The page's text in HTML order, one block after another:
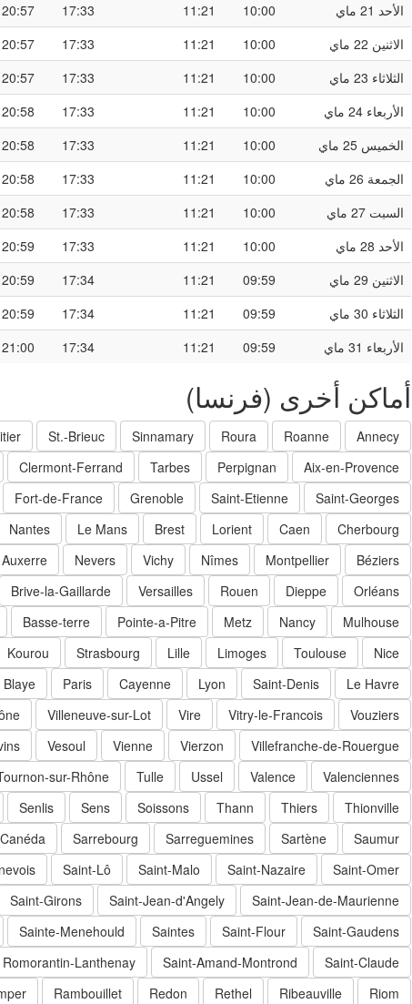
الأحد 21 ماي
10:00
11:21
17:33
20:57
الاثنين 22 ماي
10:00
11:21
17:33
20:57
الثلاثاء 23 ماي
10:00
11:21
17:33
20:57
الأربعاء 24 ماي
10:00
11:21
17:33
20:58
الخميس 25 ماي
10:00
11:21
17:33
20:58
الجمعة 26 ماي
10:00
11:21
17:33
20:58
السبت 27 ماي
10:00
11:21
17:33
20:58
الأحد 28 ماي
10:00
11:21
17:33
20:59
الاثنين 29 ماي
09:59
11:21
17:34
20:59
الثلاثاء 30 ماي
09:59
11:21
17:34
20:59
الأربعاء 31 ماي
09:59
11:21
17:34
21:00
أماكن أخرى (فرنسا)
Annecy
Roanne
Roura
Sinnamary
St.-Brieuc
Aix-en-Provence
Perpignan
Tarbes
Clermont-Ferrand
Saint-Georges
Saint-Etienne
Grenoble
Fort-de-France
Cherbourg
Caen
Lorient
Brest
Le Mans
Nantes
Béziers
Montpellier
Nîmes
Vichy
Nevers
Auxerre
Orléans
Dieppe
Rouen
Versailles
Brive-la-Gaillarde
Mulhouse
Nancy
Metz
Pointe-a-Pitre
Basse-terre
Nice
Toulouse
Limoges
Lille
Strasbourg
Kourou
Le Havre
Saint-Denis
Lyon
Cayenne
Paris
Blaye
Vouziers
Vitry-le-Francois
Vire
Villeneuve-sur-Lot
Villefranche-de-Rouergue
Vierzon
Vienne
Vesoul
Valenciennes
Valence
Ussel
Tulle
sur-Rhône
Thionville
Thiers
Thann
Soissons
Sens
Senlis
Saumur
Sartène
Sarreguemines
Sarrebourg
Saint-Omer
Saint-Nazaire
Saint-Malo
Saint-Lô
Saint-Jean-de-Maurienne
Saint-Jean-d'Angely
Saint-Girons
Saint-Gaudens
Saint-Flour
Saintes
Sainte-Menehould
Saint-Claude
Saint-Amand-Montrond
Romorantin-Lanthenay
Riom
Ribeauville
Rethel
Redon
Rambouillet